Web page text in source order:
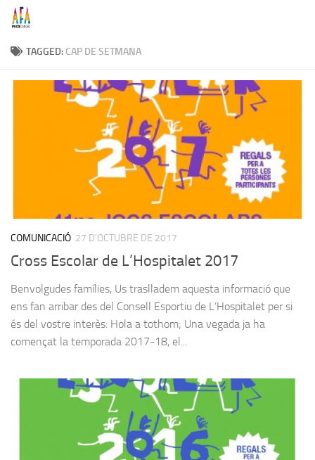
Skip to content
TAGGED: CAP DE SETMANA
COMUNICACIÓ 27 D'OCTUBRE DE 2017
Cross Escolar de L’Hospitalet 2017
Benvolgudes famílies, Us traslladem aquesta informació que
ens fan arribar des del Consell Esportiu de L’Hospitalet per si
és del vostre interès: Hola a tothom; Una vegada ja ha
començat la temporada 2017-18, el...